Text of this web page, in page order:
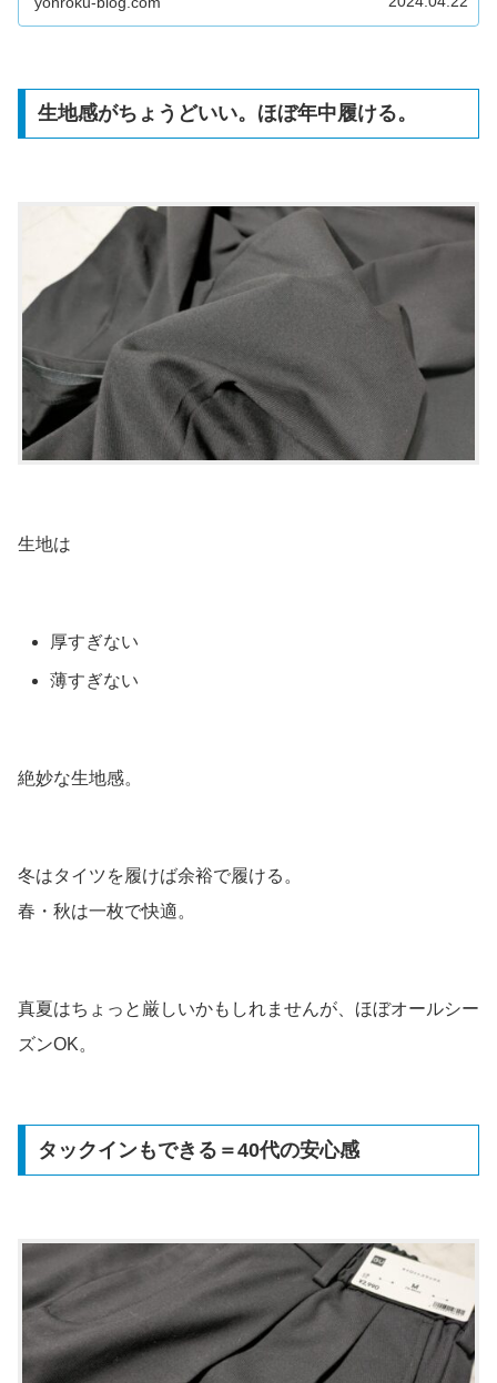
生地感がちょうどいい。ほぼ年中履ける。
生地は
厚すぎない
薄すぎない
絶妙な生地感。
冬はタイツを履けば余裕で履ける。
春・秋は一枚で快適。
真夏はちょっと厳しいかもしれませんが、ほぼオールシー
ズンOK。
タックインもできる＝40代の安心感